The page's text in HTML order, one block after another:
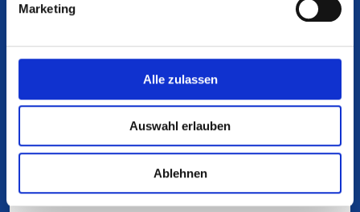
Marketing
Alle zulassen
Auswahl erlauben
Ablehnen
Markus Rohrbach
CEO
„Die Zusammenarbeit mit Martin
ist seit vielen Jahren von
Vertrauen, Offenheit und einem